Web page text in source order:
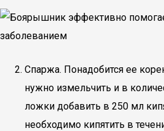
Спаржа. Понадобится ее
нужно измельчить и в
ложки добавить в 250 мл
необходимо кипятить в